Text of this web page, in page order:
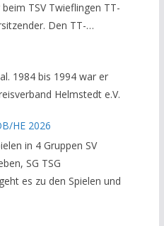
TSV Twieflingen TT-
Den TT-
Zuletzt war er
im Kreisverband. Im
/ Vorsitzender
1984 bis 1994 war er
Helmstedt e.V.
HE 2026
in 4 Gruppen SV
SG TSG
es zu den Spielen und